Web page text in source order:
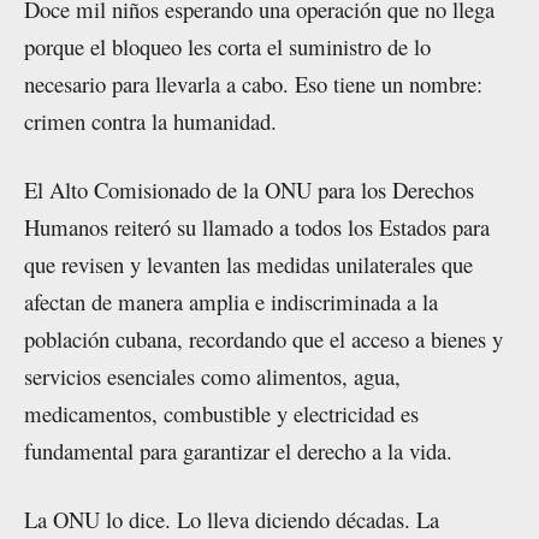
Doce mil niños esperando una operación que no llega
porque el bloqueo les corta el suministro de lo
necesario para llevarla a cabo. Eso tiene un nombre:
crimen contra la humanidad.
El Alto Comisionado de la ONU para los Derechos
Humanos reiteró su llamado a todos los Estados para
que revisen y levanten las medidas unilaterales que
afectan de manera amplia e indiscriminada a la
población cubana, recordando que el acceso a bienes y
servicios esenciales como alimentos, agua,
medicamentos, combustible y electricidad es
fundamental para garantizar el derecho a la vida.
La ONU lo dice. Lo lleva diciendo décadas. La